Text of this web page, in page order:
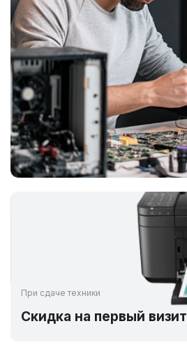
При сдаче техники
Скидка на первый визит